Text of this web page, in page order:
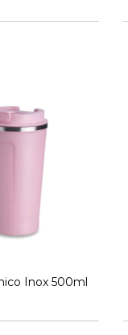
Inox 500ml